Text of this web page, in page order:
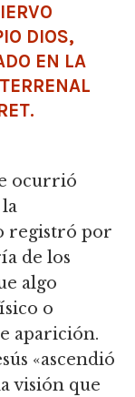
DIOS,
EN LA
ocurrió
registró por
de los
algo
o
aparición.
«ascendió
visión que